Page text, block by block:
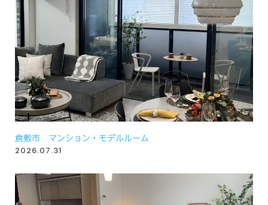
倉敷市 マンション・モデルルーム
2026.07.31